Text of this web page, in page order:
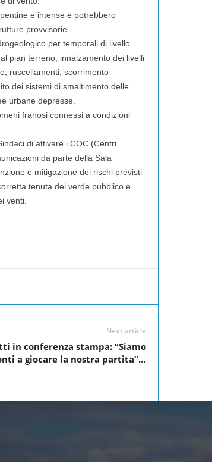
e intense e potrebbero
provvisorie.
per temporali di livello
pian terreno, innalzamento dei livelli
ruscellamenti, scorrimento
dei sistemi di smaltimento delle
urbane depresse.
franosi connessi a condizioni
di attivare i COC (Centri
da parte della Sala
e mitigazione dei rischi previsti
tenuta del verde pubblico e
venti.
Next article
in conferenza stampa: “Siamo
a giocare la nostra partita”…